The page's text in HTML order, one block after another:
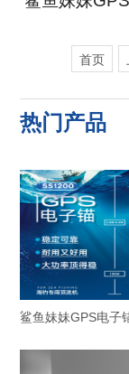
首页
热门产品